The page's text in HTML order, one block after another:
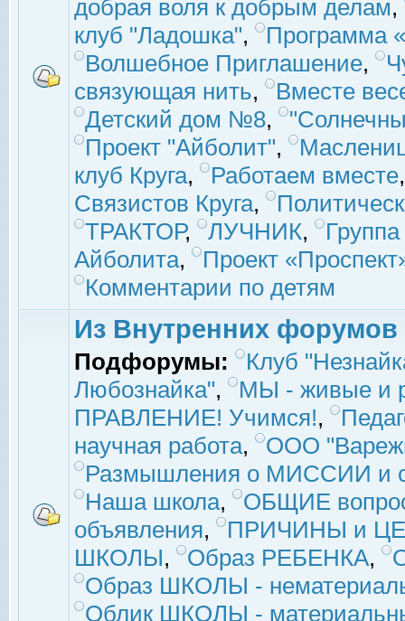
добрая воля к добрым делам,
клуб "Ладошка",
Программа
Волшебное Приглашение,
связующая нить,
Вместе
Детский дом №8,
Проект "Айболит",
клуб Круга, Работаем вместе
Связистов Круга,
ТРАКТОР, ЛУЧНИК,
Айболита,
Проект
Комментарии по детям
Из Внутренних форумов
Подфорумы:
Клуб
Любознайка",
МЫ - живые и
ПРАВЛЕНИЕ! Учимся!,
научная работа,
ООО
Размышления о МИССИИ и
Наша школа,
ОБЩИЕ
объявления,
ПРИЧИНЫ и
ШКОЛЫ, Образ РЕБЕНКА,
Образ ШКОЛЫ -
Облик ШКОЛЫ -